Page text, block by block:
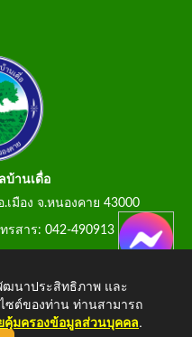
บ้านเดื่อ
เมือง จ.หนองคาย 43000
รสาร: 042-490913
ฒนาประสิทธิภาพ และ
ซต์ของท่าน ท่านสามารถ
คุ้มครองข้อมูลส่วนบุคคล.